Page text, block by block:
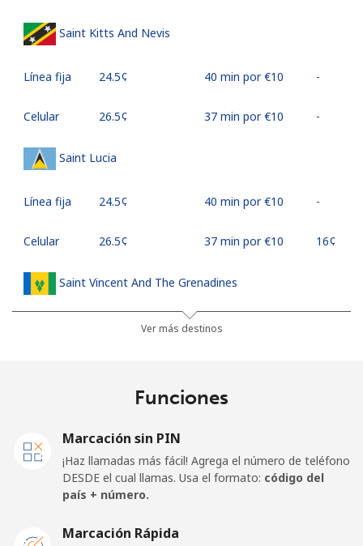
Saint Kitts And Nevis
Línea fija ⁦24.5¢⁩ 40 min por ⁦€10⁩ -
Celular ⁦26.5¢⁩ 37 min por ⁦€10⁩ -
Saint Lucia
Línea fija ⁦24.5¢⁩ 40 min por ⁦€10⁩ -
Celular ⁦26.5¢⁩ 37 min por ⁦€10⁩ ⁦16¢⁩
Saint Vincent And The Grenadines
45 min por ⁦€10⁩
Línea fija
⁦106.5¢⁩
San Marino
Ver más destinos
Funciones
Marcación sin PIN
¡Haz llamadas más fácil! Agrega el número de teléfono
DESDE el cual llamas. Usa el formato: código del
país + número.
Marcación Rápida